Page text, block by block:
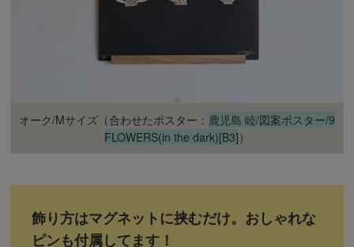
オーク/Mサイズ（合わせたポスター： 鹿児島 睦/図案ポスター/9
FLOWERS(in the dark)[B3]）
飾り方はマグネットに挟むだけ。おしゃれな
ピンも付属してます！